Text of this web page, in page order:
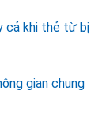
cả khi thẻ từ bị
gian chung